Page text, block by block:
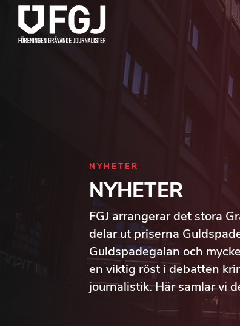
NYHETER
NYHETER
FGJ arrangerar det stora
delar ut priserna
Guldspadegalan och
en viktig röst i debatten
journalistik. Här samlar vi